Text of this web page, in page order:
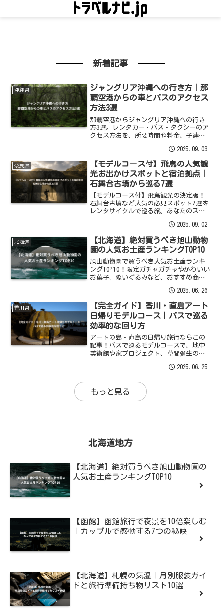
新着記事
沖縄県
ジャングリア沖縄への行き方｜那
覇空港からの車とバスのアクセス
方法3選
那覇空港からジャングリア沖縄への行き
方3選。レンタカー・バス・タクシーのア
クセス方法を、所要時間や料金、子連れ
ルートや駐車場の詳細、渋滞情報まで解
説します。
2025.09.03
奈良県
【モデルコース付】飛鳥の人気観
光お出かけスポットと宿泊拠点｜
石舞台古墳から巡る7選
【モデルコース付】飛鳥観光の決定版！
石舞台古墳など人気の必見スポット7選を
レンタサイクルで巡る旅。あなたのスタ
選び方から、おすすめのランチまで、明
日香村の旅が充実する情報をお届け。
2025.09.02
北海道
【北海道】絶対買うべき旭山動物
園の人気お土産ランキングTOP10
旭山動物園で買うべき人気お土産ランキ
ングTOP10！限定ガチャガチャやかわいい
お菓子、ぬいぐるみなど、おすすめ商品
けまで、外さない選び方を紹介します。
2025.06.26
香川県
【完全ガイド】香川・直島アート
日帰りモデルコース｜バスで巡る
効率的な回り方
アートの島・直島の日帰り旅行ならこの
記事！バスで巡るモデルコースで、地中
美術館や家プロジェクト、草間彌生のか
2025.06.25
もっと見る
北海道地方
【北海道】絶対買うべき旭山動物園の
人気お土産ランキングTOP10
【函館】函館旅行で夜景を10倍楽しむ
｜カップルで感動する7つの秘訣
【北海道】札幌の気温｜月別服装ガイ
ドと旅行準備持ち物リスト10選